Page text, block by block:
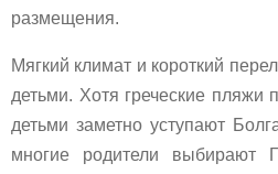
размещения.
Мягкий климат и короткий
детьми. Хотя греческие пляжи
детьми заметно уступают
многие родители выбирают